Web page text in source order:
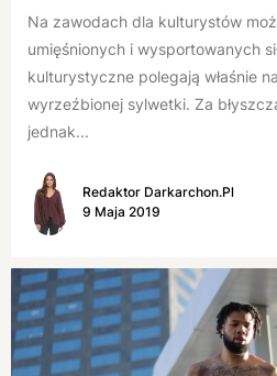
Na zawodach dla kulturystów
umięśnionych i wysportowanych
kulturystyczne polegają właśnie
wyrzeźbionej sylwetki. Za
jednak...
Redaktor Darkarchon.pl
9 Maja 2019